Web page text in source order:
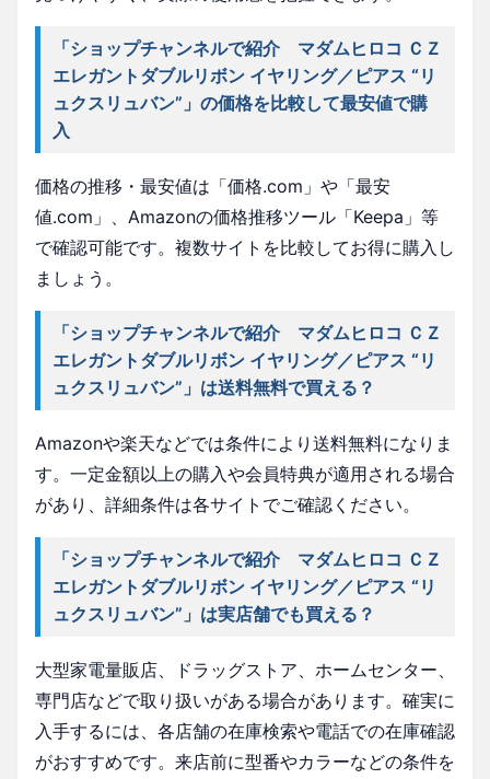
「ショップチャンネルで紹介 マダムヒロコ ＣＺ
エレガントダブルリボン イヤリング／ピアス “リ
ュクスリュバン”」の価格を比較して最安値で購
入
価格の推移・最安値は「価格.com」や「最安
値.com」、Amazonの価格推移ツール「Keepa」等
で確認可能です。複数サイトを比較してお得に購入し
ましょう。
「ショップチャンネルで紹介 マダムヒロコ ＣＺ
エレガントダブルリボン イヤリング／ピアス “リ
ュクスリュバン”」は送料無料で買える？
Amazonや楽天などでは条件により送料無料になりま
す。一定金額以上の購入や会員特典が適用される場合
があり、詳細条件は各サイトでご確認ください。
「ショップチャンネルで紹介 マダムヒロコ ＣＺ
エレガントダブルリボン イヤリング／ピアス “リ
ュクスリュバン”」は実店舗でも買える？
大型家電量販店、ドラッグストア、ホームセンター、
専門店などで取り扱いがある場合があります。確実に
入手するには、各店舗の在庫検索や電話での在庫確認
がおすすめです。来店前に型番やカラーなどの条件を